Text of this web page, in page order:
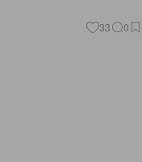
33 0